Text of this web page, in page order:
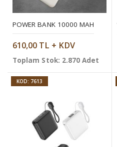
POWER BANK 10000 MAH
610,00 TL + KDV
Toplam Stok: 2.870 Adet
KOD: 7613